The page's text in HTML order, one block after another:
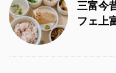
三富今
フェ上